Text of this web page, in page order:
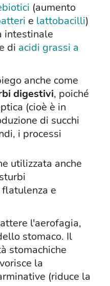
(aumento
e lattobacilli)
intestinale
di acidi grassi a
anche come
digestivi, poiché
(cioè è in
di succhi
i processi
utilizzata anche
e
l'aerofagia,
stomaco. Il
stomachiche
la
(riduce la